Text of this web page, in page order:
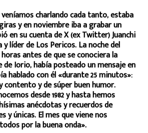
charlando cada tanto, estaba
y en noviembre iba a grabar un
en su cuenta de X (ex Twitter) Juanchi
líder de Los Pericos. La noche del
antes de que se conociera la
Iorio, había posteado un mensaje en
hablado con él «durante 25 minutos»:
contento y de súper buen humor.
desde 1982 y hasta hemos
anécdotas y recuerdos de
y únicas. El mes que viene nos
por la buena onda».